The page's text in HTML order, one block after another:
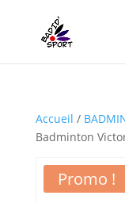
Accueil /
Badminton
Promo !